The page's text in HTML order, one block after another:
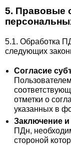
5. Правовые
5.1. Обработка
следующих
Согласие
Пользователем
отметки о
указанных в
Заключение
ПДн,
стороной